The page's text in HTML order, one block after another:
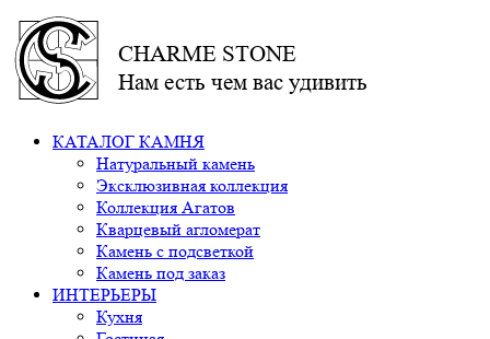
CHARME STONE
Нам есть чем вас удивить
КАТАЛОГ КАМНЯ
Натуральный камень
Эксклюзивная коллекция
Коллекция Агатов
Кварцевый агломерат
Камень с подсветкой
Камень под заказ
ИНТЕРЬЕРЫ
Кухня